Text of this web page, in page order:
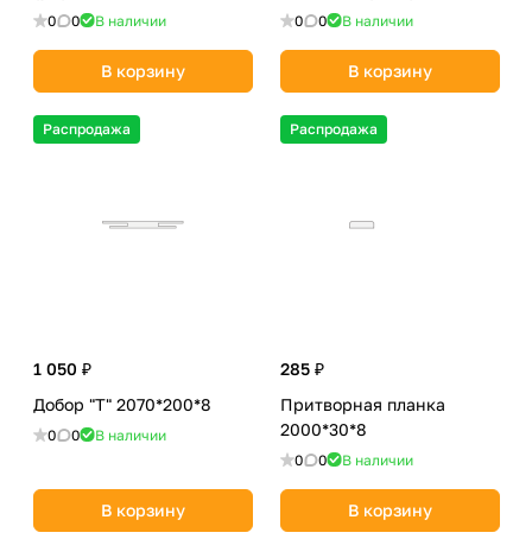
0 0 В наличии
В корзину
0 0 В наличии
В корзину
Распродажа
1 050 ₽
Добор "Т" 2070*200*8
0 0 В наличии
В корзину
Распродажа
285 ₽
Притворная планка
2000*30*8
0 0 В наличии
В корзину